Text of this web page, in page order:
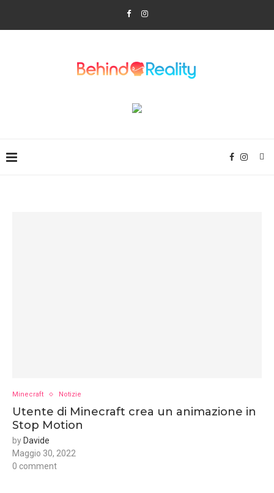
Minecraft Notizie
Utente di Minecraft crea un animazione in
Stop Motion
by Davide
Maggio 30, 2022
0 comment